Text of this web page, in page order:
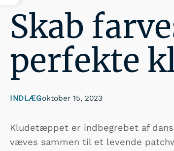
Skab
perfekte
INDLÆGoktober 15, 2023
Kludetæppet er indbegrebet af
væves sammen til et levende